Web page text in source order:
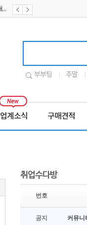
[공지] [호텔업] 유료서비스 이용약관 개정본2 (19.09.02)
부부팀 주말
업계소식 구매견적
취업수다방
번호
공지 커뮤니